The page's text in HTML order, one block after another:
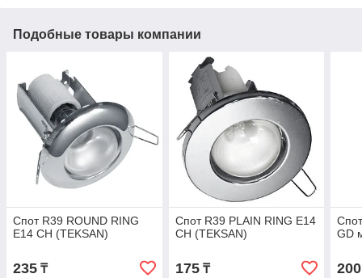
Подобные товары компании
Спот R39 ROUND RING
E14 CH (TEKSAN)
235 ₸
Спот R39 PLAIN RING E14
CH (TEKSAN)
175₸
GD
200